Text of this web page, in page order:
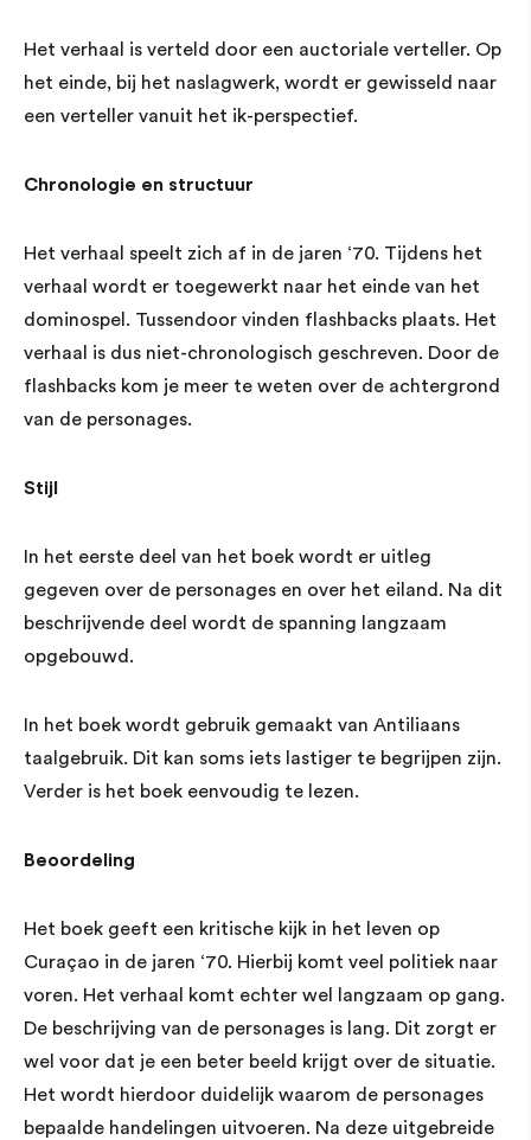
Het verhaal is verteld door een auctoriale verteller. Op
het einde, bij het naslagwerk, wordt er gewisseld naar
een verteller vanuit het ik-perspectief.
Chronologie en structuur
Het verhaal speelt zich af in de jaren ‘70. Tijdens het
verhaal wordt er toegewerkt naar het einde van het
dominospel. Tussendoor vinden flashbacks plaats. Het
verhaal is dus niet-chronologisch geschreven. Door de
flashbacks kom je meer te weten over de achtergrond
van de personages.
Stijl
In het eerste deel van het boek wordt er uitleg
gegeven over de personages en over het eiland. Na dit
beschrijvende deel wordt de spanning langzaam
opgebouwd.
In het boek wordt gebruik gemaakt van Antiliaans
taalgebruik. Dit kan soms iets lastiger te begrijpen zijn.
Verder is het boek eenvoudig te lezen.
Beoordeling
Het boek geeft een kritische kijk in het leven op
Curaçao in de jaren ‘70. Hierbij komt veel politiek naar
voren. Het verhaal komt echter wel langzaam op gang.
De beschrijving van de personages is lang. Dit zorgt er
wel voor dat je een beter beeld krijgt over de situatie.
Het wordt hierdoor duidelijk waarom de personages
bepaalde handelingen uitvoeren. Na deze uitgebreide